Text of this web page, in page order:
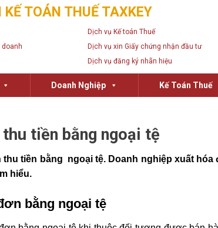
KẾ TOÁN THUẾ TAXKEY
Dịch vụ Kế toán Thuế
doanh
Dịch vụ xin Giấy chứng nhận đầu tư
Dịch vụ đăng ký nhãn hiệu
Doanh Nghiệp Kế Toán Thuế
tiền bằng ngoại tệ
tiền bằng ngoại tệ. Doanh nghiệp xuất
hiểu.
bằng ngoại tệ